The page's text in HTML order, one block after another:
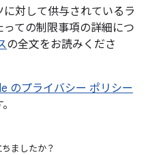
対して供与されているラ
ての制限事項の詳細につ
の全文をお読みくださ
のプライバシー ポリシー
ましたか？